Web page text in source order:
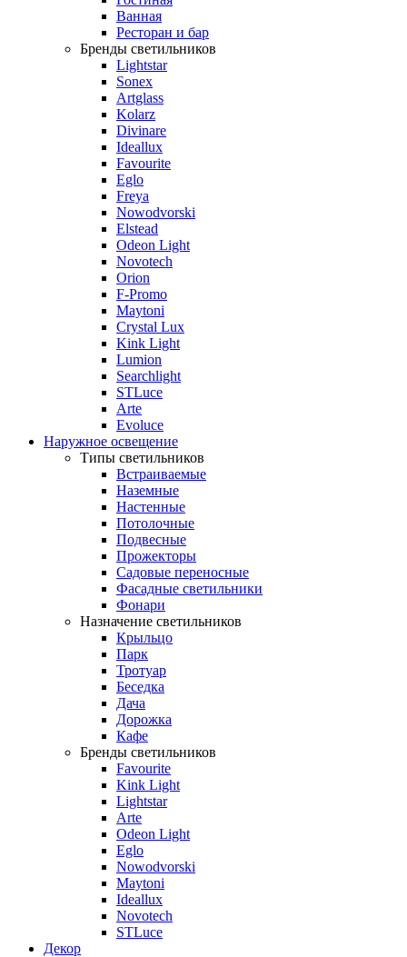
Ванная
Ресторан и бар
Бренды светильников
Lightstar
Sonex
Artglass
Kolarz
Divinare
Ideallux
Favourite
Eglo
Freya
Nowodvorski
Elstead
Odeon Light
Novotech
Orion
F-Promo
Maytoni
Crystal Lux
Kink Light
Lumion
Searchlight
STLuce
Arte
Evoluce
Наружное освещение
Типы светильников
Встраиваемые
Наземные
Настенные
Потолочные
Подвесные
Прожекторы
Садовые переносные
Фасадные светильники
Фонари
Назначение светильников
Крыльцо
Парк
Тротуар
Беседка
Дача
Дорожка
Кафе
Бренды светильников
Favourite
Kink Light
Lightstar
Arte
Odeon Light
Eglo
Nowodvorski
Maytoni
Ideallux
Novotech
STLuce
Декор